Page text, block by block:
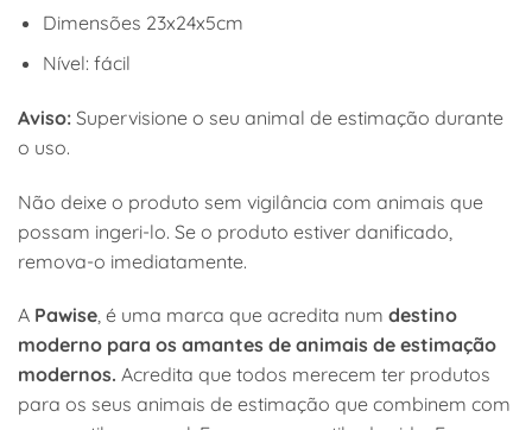
Dimensões 23x24x5cm
Nível: fácil
Aviso: Supervisione o seu animal de estimação durante
o uso.
Não deixe o produto sem vigilância com animais que
possam ingeri-lo. Se o produto estiver danificado,
remova-o imediatamente.
A Pawise, é uma marca que acredita num destino
moderno para os amantes de animais de estimação
modernos. Acredita que todos merecem ter produtos
para os seus animais de estimação que combinem com